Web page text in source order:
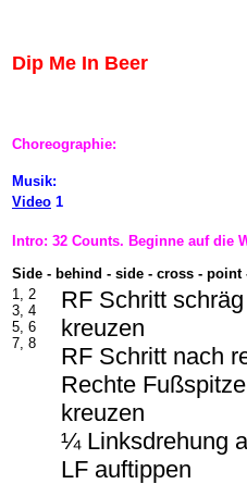
Dip Me In Beer
Choreographie:
Musik:
Video 1
Intro: 32 Counts. Beginne auf die
Side - behind - side - cross -
1, 2
3, 4
5, 6
7, 8
RF Schritt
kreuzen
RF Schritt nach
Rechte
kreuzen
¼ Linksdrehung
LF auftippen